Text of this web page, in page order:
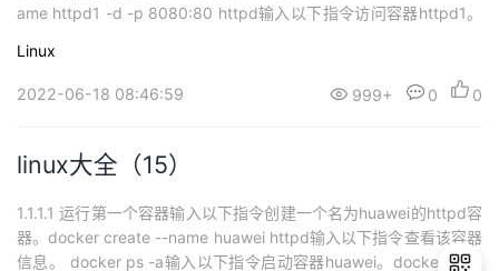
ame httpd1 -d -p 8080:80 httpd输入以下指令访问容器httpd1。
t httpd1 bash分别...
Linux
2022-06-18 08:46:59 999+ 0 0
linux大全（15）
1.1.1.1 运行第一个容器输入以下指令创建一个名为huawei的httpd容
器。docker create --name huawei httpd输入以下指令查看该容器
信息。 docker ps -a输入以下指令启动容器huawei。docker start